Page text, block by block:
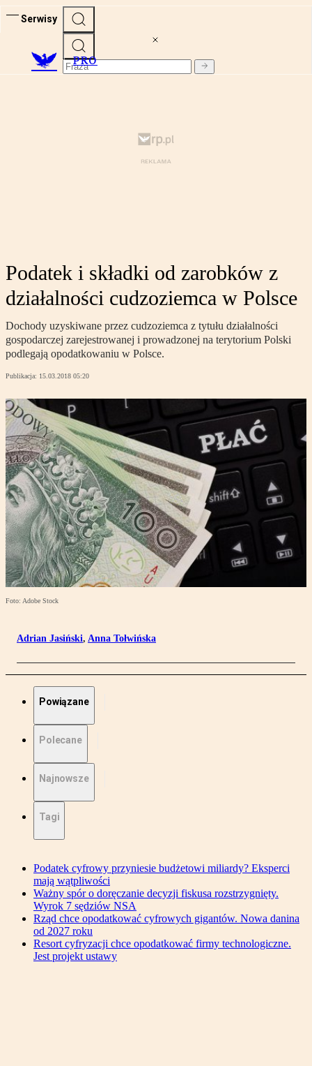
Serwisy
PRO
Podatek i składki od zarobków z
działalności cudzoziemca w Polsce
Dochody uzyskiwane przez cudzoziemca z tytułu działalności
gospodarczej zarejestrowanej i prowadzonej na terytorium Polski
podlegają opodatkowaniu w Polsce.
Publikacja: 15.03.2018 05:20
Foto: Adobe Stock
Adrian Jasiński, Anna Tołwińska
Powiązane
Polecane
Najnowsze
Tagi
Podatek cyfrowy przyniesie budżetowi miliardy? Eksperci
mają wątpliwości
Ważny spór o doręczanie decyzji fiskusa rozstrzygnięty.
Wyrok 7 sędziów NSA
Rząd chce opodatkować cyfrowych gigantów. Nowa danina
od 2027 roku
Resort cyfryzacji chce opodatkować firmy technologiczne.
Jest projekt ustawy